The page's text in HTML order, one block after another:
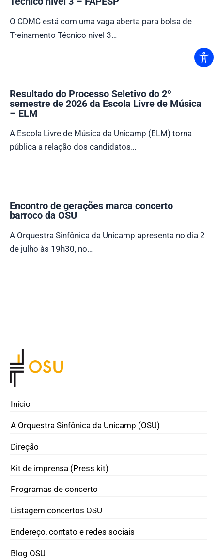
Início
A Orquestra Sinfônica da Unicamp (OSU)
Direção
Kit de imprensa (Press kit)
Programas de concerto
Listagem concertos OSU
Endereço, contato e redes sociais
Blog OSU
O CDMC está com uma vaga aberta para bolsa de
Treinamento Técnico nível 3…
Resultado do Processo Seletivo do 2º
semestre de 2026 da Escola Livre de Música
– ELM
A Escola Livre de Música da Unicamp (ELM) torna
pública a relação dos candidatos…
Encontro de gerações marca concerto
barroco da OSU
A Orquestra Sinfônica da Unicamp apresenta no dia 2
de julho às 19h30, no…